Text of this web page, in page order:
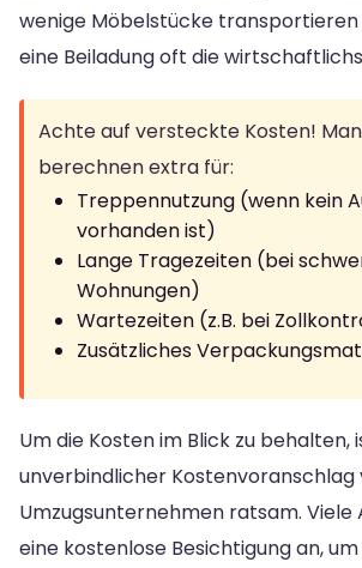
wenige Möbelstücke
eine Beiladung oft die
Achte auf versteckte Kosten!
berechnen extra für:
Treppennutzung (wenn kein
vorhanden ist)
Lange Tragezeiten (bei
Wohnungen)
Wartezeiten (z.B. bei
Zusätzliches
Um die Kosten im Blick zu behalten,
unverbindlicher Kostenvoranschlag
Umzugsunternehmen ratsam.
eine kostenlose Besichtigung an,